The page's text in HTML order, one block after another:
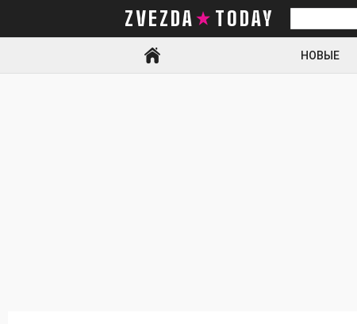
ZVEZDA TODAY
Искать
НОВЫЕ